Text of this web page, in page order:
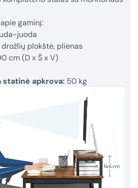
gaminį:
juoda
plokštė, plienas
cm (D x Š x V)
statinė apkrova: 50 kg